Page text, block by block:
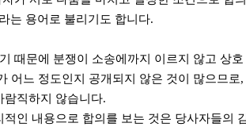
는 용어로 불리기도 합니다.
때문에 분쟁이 소송에까지 이르지 않고 상
느 정도인지 공개되지 않은 것이 많으므
람직하지 않습니다.
인 내용으로 합의를 보는 것은 당사자들의